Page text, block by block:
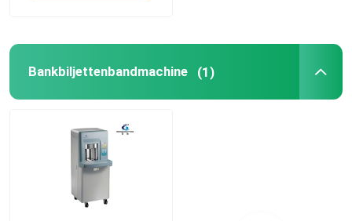
Bankbiljettenbandmachine (1)